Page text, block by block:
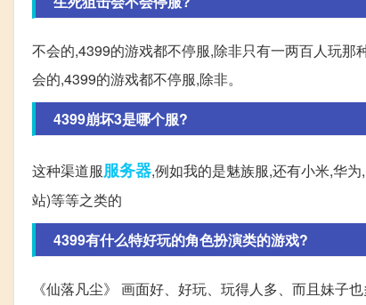
不会的,4399的游戏都不停服,除非只有一两百人玩
会的,4399的游戏都不停服,除非。
4399崩坏3是哪个服?
这种渠道服服务器,例如我的是魅族服,还有小米,华
站)等等之类的
4399有什么特好玩的角色扮演类的游戏?
《仙落凡尘》 画面好、好玩、玩得人多、而且妹子